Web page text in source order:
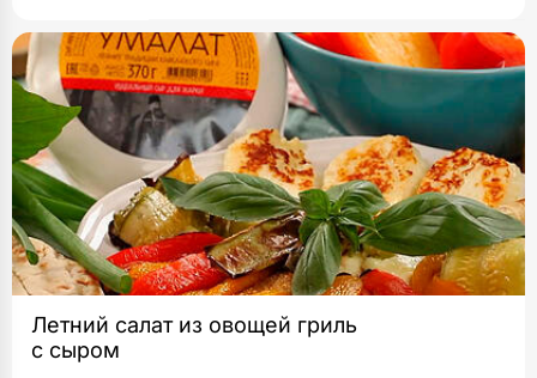
Летний салат из овощей гриль
с сыром